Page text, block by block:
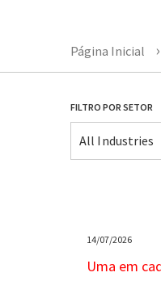
Página Inicial
FILTRO POR SETOR
All Industries
14/07/2026
Uma em